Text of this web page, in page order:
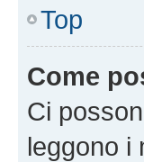
Top
Come
Ci
leggono i